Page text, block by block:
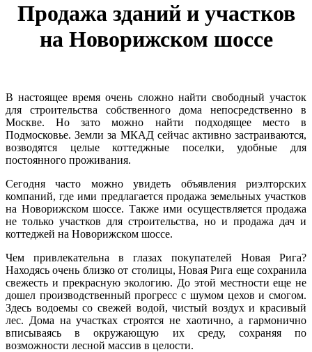
Продажа зданий и участков
на Новорижском шоссе
В настоящее время очень сложно найти свободный участок
для строительства собственного дома непосредственно в
Москве. Но зато можно найти подходящее место в
Подмосковье. Земли за МКАД сейчас активно застраиваются,
возводятся целые коттеджные поселки, удобные для
постоянного проживания.
Сегодня часто можно увидеть объявления риэлторских
компаний, где ими предлагается продажа земельных участков
на Новорижском шоссе. Также ими осуществляется продажа
не только участков для строительства, но и продажа дач и
коттеджей на Новорижском шоссе.
Чем привлекательна в глазах покупателей Новая Рига?
Находясь очень близко от столицы, Новая Рига еще сохранила
свежесть и прекрасную экологию. До этой местности еще не
дошел производственный прогресс с шумом цехов и смогом.
Здесь водоемы со свежей водой, чистый воздух и красивый
лес. Дома на участках строятся не хаотично, а гармонично
вписываясь в окружающую их среду, сохраняя по
возможности лесной массив в целости.